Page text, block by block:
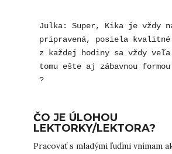
Julka: Super, Kika je vždy
pripravená, posiela
z každej hodiny sa vždy veľa
tomu ešte aj zábavnou
?
ČO JE ÚLOHOU
LEKTORKY/LEKTORA?
Pracovať s mladými ľuďmi vnímam